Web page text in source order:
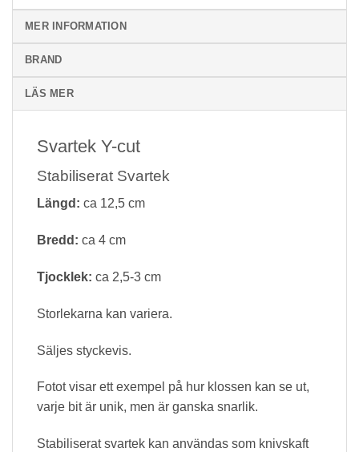
MER INFORMATION
BRAND
LÄS MER
Svartek Y-cut
Stabiliserat Svartek
Längd: ca 12,5 cm
Bredd: ca 4 cm
Tjocklek: ca 2,5-3 cm
Storlekarna kan variera.
Säljes styckevis.
Fotot visar ett exempel på hur klossen kan se ut,
varje bit är unik, men är ganska snarlik.
Stabiliserat svartek kan användas som knivskaft